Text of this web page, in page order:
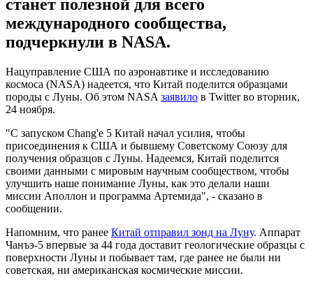
станет полезной для всего
международного сообщества,
подчеркнули в NASA.
Нацуправление США по аэронавтике и исследованию
космоса (NASA) надеется, что Китай поделится образцами
породы с Луны. Об этом NASA заявило в Twitter во вторник,
24 ноября.
"С запуском Chang'e 5 Китай начал усилия, чтобы
присоединения к США и бывшему Советскому Союзу для
получения образцов с Луны. Надеемся, Китай поделится
своими данными с мировым научным сообществом, чтобы
улучшить наше понимание Луны, как это делали наши
миссии Аполлон и программа Артемида", - сказано в
сообщении.
Напомним, что ранее Китай отправил зонд на Луну. Аппарат
Чанъэ-5 впервые за 44 года доставит геологические образцы с
поверхности Луны и побывает там, где ранее не были ни
советская, ни американская космические миссии.